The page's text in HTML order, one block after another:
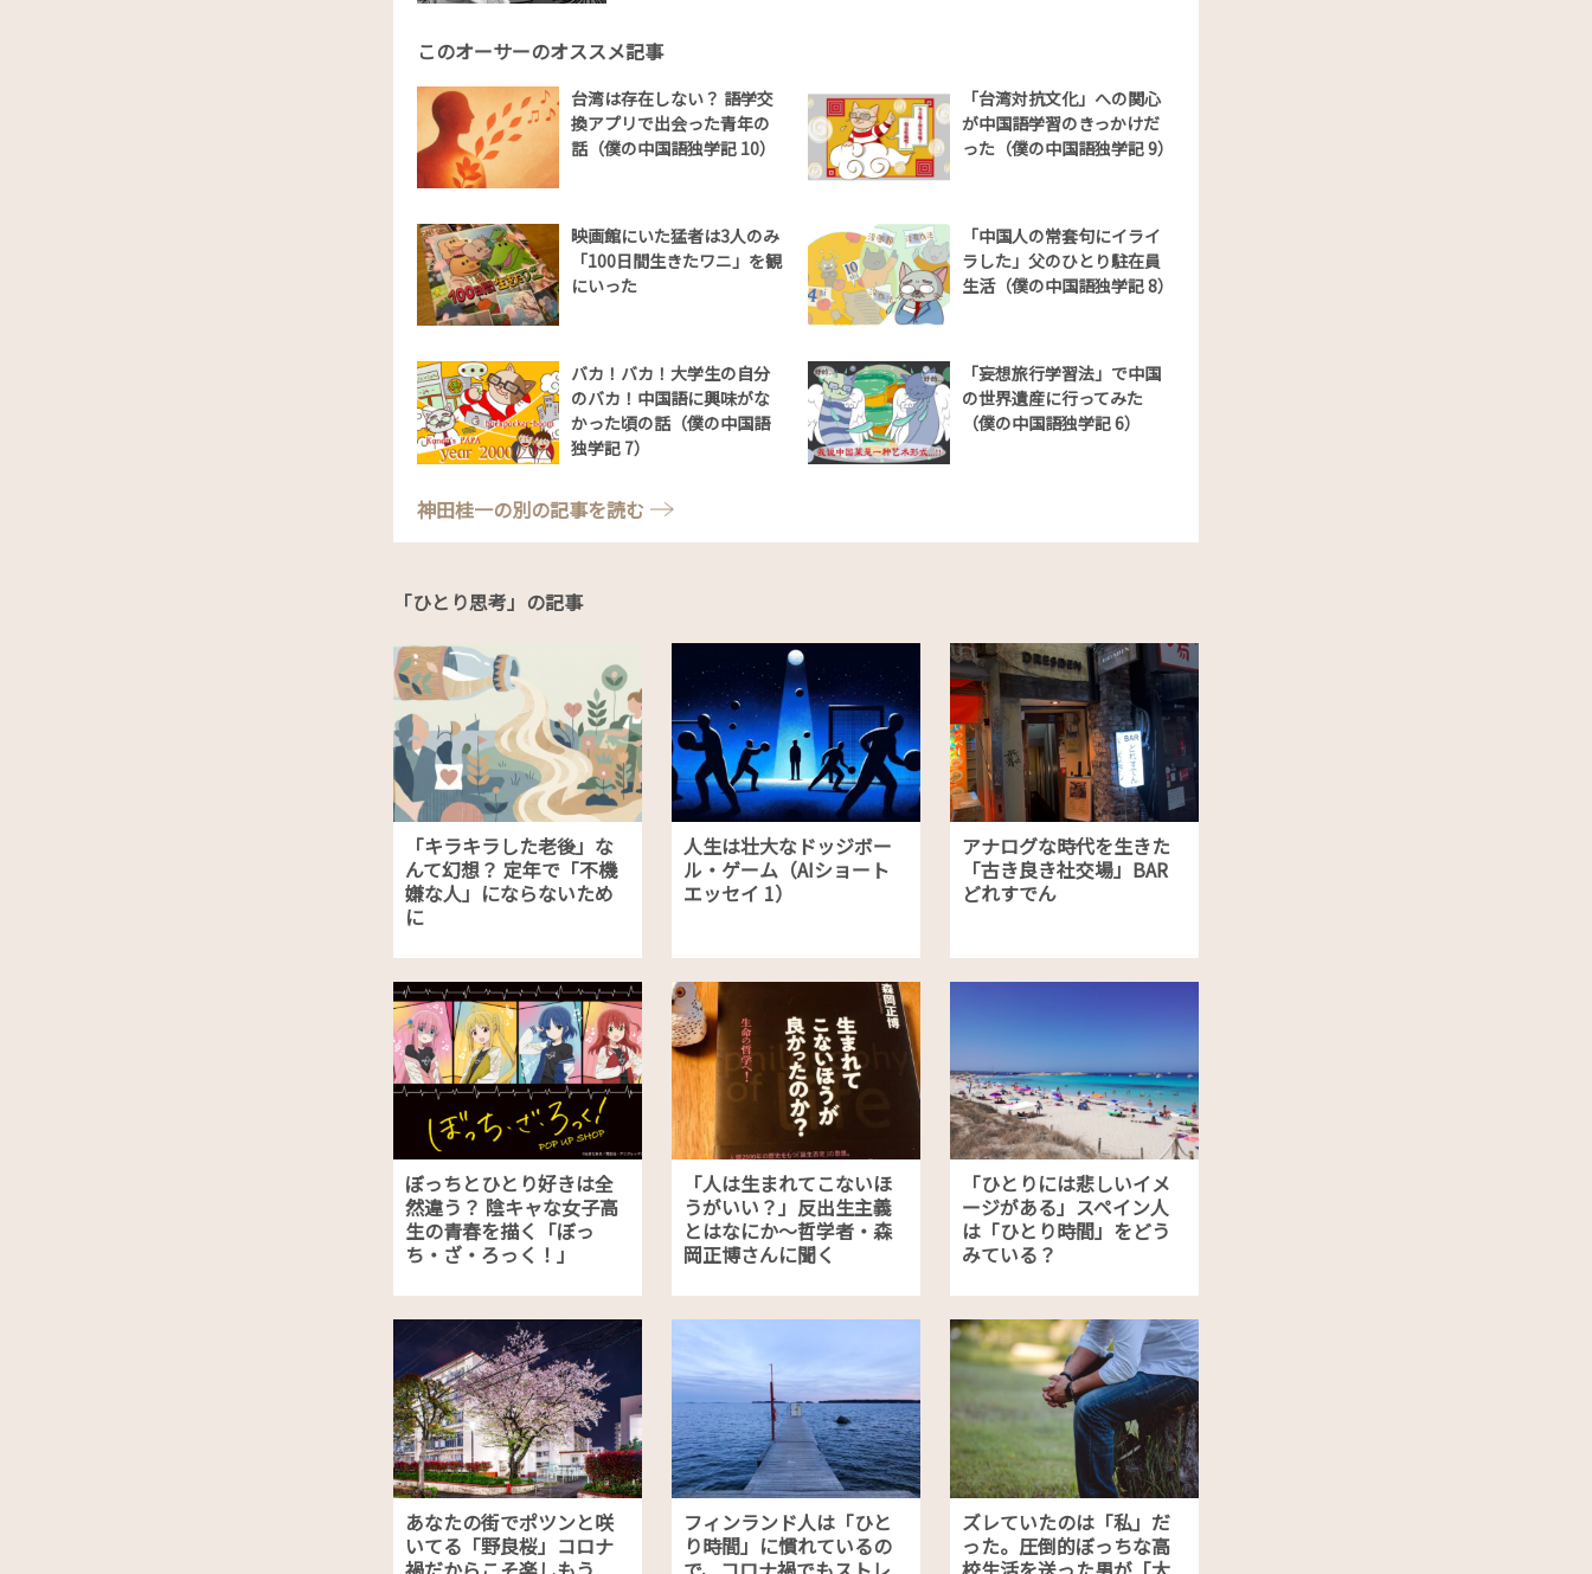
このオーサーのオススメ記事
台湾は存在しない？ 語学交
換アプリで出会った青年の
話（僕の中国語独学記 10）
「台湾対抗文化」への関心
が中国語学習のきっかけだ
った（僕の中国語独学記 9）
映画館にいた猛者は3人のみ
「100日間生きたワニ」を観
にいった
「中国人の常套句にイライ
ラした」父のひとり駐在員
生活（僕の中国語独学記 8）
バカ！バカ！大学生の自分
のバカ！中国語に興味がな
かった頃の話（僕の中国語
独学記 7）
「妄想旅行学習法」で中国
の世界遺産に行ってみた
（僕の中国語独学記 6）
神田桂一の別の記事を読む
「ひとり思考」の記事
「キラキラした老後」な
んて幻想？ 定年で「不機
嫌な人」にならないため
に
人生は壮大なドッジボー
ル・ゲーム（AIショート
エッセイ 1）
アナログな時代を生きた
「古き良き社交場」BAR
どれすでん
ぼっちとひとり好きは全
然違う？ 陰キャな女子高
生の青春を描く「ぼっ
ち・ざ・ろっく！」
「人は生まれてこないほ
うがいい？」反出生主義
とはなにか〜哲学者・森
岡正博さんに聞く
「ひとりには悲しいイメ
ージがある」スペイン人
は「ひとり時間」をどう
みている？
あなたの街でポツンと咲
いてる「野良桜」コロナ
フィンランド人は「ひと
り時間」に慣れているの
ズレていたのは「私」だ
った。圧倒的ぼっちな高